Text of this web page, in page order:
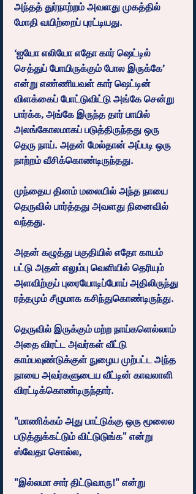
அந்தத் துர்நாற்றம் அவளது முகத்தில்
மோதி வயிற்றைப் புரட்டியது.
‘ஐயோ எலியோ எதோ கார் ஷெட்டில்
செத்துப் போயிருக்கும் போல இருக்கே’
என்று எண்ணியவள் கார் ஷெட்டின்
விளக்கைப் போட்டுவிட்டு அங்கே சென்று
பார்க்க, அங்கே இருந்த தார் பாயில்
அலங்கோலமாகப் படுத்திருந்தது ஒரு
தெரு நாய். அதன் மேல்தான் அப்படி ஒரு
நாற்றம் வீசிக்கொண்டிருந்தது.
முந்தைய தினம் மலையில் அந்த நாயை
தெருவில் பார்த்தது அவளது நினைவில்
வந்தது.
அதன் கழுத்து பகுதியில் எதோ காயம்
பட்டு அதன் எலும்பு வெளியில் தெரியும்
அளவிற்குப் புரையோடிப்போய் அதிலிருந்து
ரத்தமும் சீழுமாக கசிந்துகொண்டிருந்து.
தெருவில் இருக்கும் மற்ற நாய்களெல்லாம்
அதை விரட்ட அவர்கள் வீட்டு
காம்பவுண்டுக்குள் நுழைய முற்பட்ட அந்த
நாயை அவர்களுடைய வீட்டின் காவலாளி
விரட்டிக்கொண்டிருந்தார்.
"மாணிக்கம் அது பாட்டுக்கு ஒரு மூலைல
படுத்துக்கட்டும் விட்டுடுங்க" என்று
ஸ்வேதா சொல்ல,
"இல்லமா சார் திட்டுவாரு!" என்று